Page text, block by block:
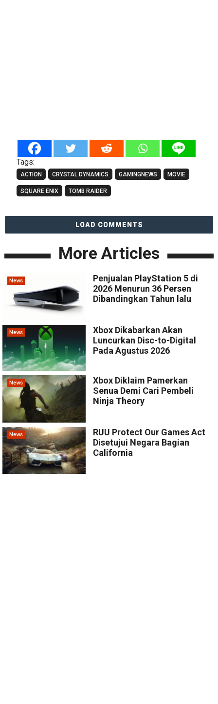
Tags:
ACTION CRYSTAL DYNAMICS GAMINGNEWS MOVIE
SQUARE ENIX TOMB RAIDER
LOAD COMMENTS
More Articles
News
Penjualan PlayStation 5 di
2026 Menurun 36 Persen
Dibandingkan Tahun lalu
News
Xbox Dikabarkan Akan
Luncurkan Disc-to-Digital
Pada Agustus 2026
News
Xbox Diklaim Pamerkan
Senua Demi Cari Pembeli
Ninja Theory
News
RUU Protect Our Games Act
Disetujui Negara Bagian
California